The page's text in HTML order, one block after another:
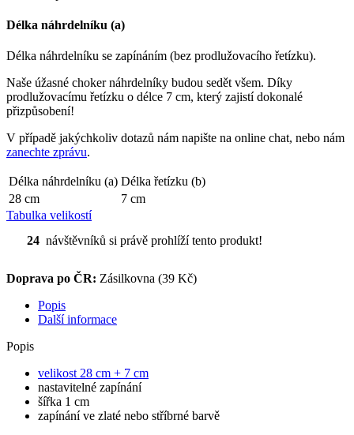
Délka náhrdelníku (a)
Délka náhrdelníku se zapínáním (bez prodlužovacího řetízku).
Naše úžasné choker náhrdelníky budou sedět všem. Díky
prodlužovacímu řetízku o délce 7 cm, který zajistí dokonalé
přizpůsobení!
V případě jakýchkoliv dotazů nám napište na online chat, nebo nám
zanechte zprávu.
Délka náhrdelníku (a) Délka řetízku (b)
28 cm
7 cm
Tabulka velikostí
24 návštěvníků si právě prohlíží tento produkt!
Doprava po ČR: Zásilkovna (39 Kč)
Popis
Další informace
Popis
velikost 28 cm + 7 cm
nastavitelné zapínání
šířka 1 cm
zapínání ve zlaté nebo stříbrné barvě